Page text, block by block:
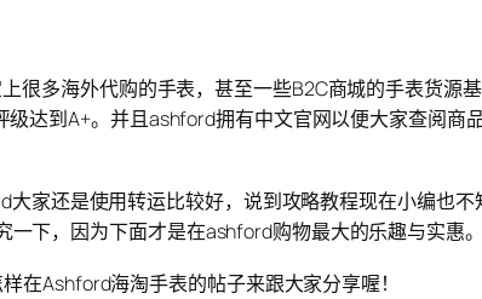
多海外代购的手表，甚至一些B2C商城的手表货源
达到A+。并且ashford拥有中文官网以便大家查阅商品
家还是使用转运比较好，说到攻略教程现在小编也
下，因为下面才是在ashford购物最大的乐趣与实惠。
在Ashford海淘手表的帖子来跟大家分享喔！